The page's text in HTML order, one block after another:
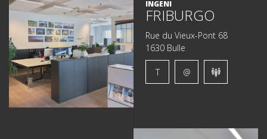
INGENI
FRIBURGO
Rue du Vieux-Pont 68
1630 Bulle
T @